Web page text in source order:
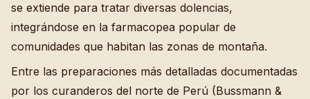
se extiende para tratar diversas dolencias,
integrándose en la farmacopea popular de
comunidades que habitan las zonas de montaña.
Entre las preparaciones más detalladas documentadas
por los curanderos del norte de Perú (Bussmann &